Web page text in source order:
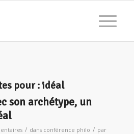
pour :idéal
son archétype, un
/ dans conférence philo / par